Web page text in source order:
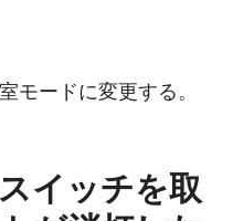
モードに変更する。
イッチを取